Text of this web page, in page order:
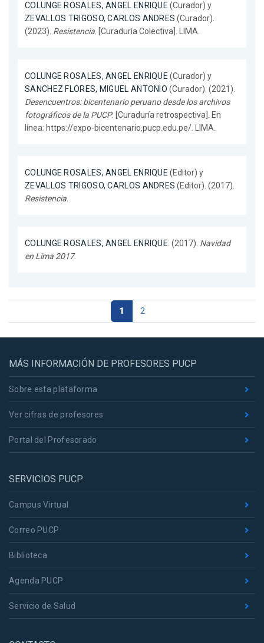
COLUNGE ROSALES, ANGEL ENRIQUE (Curador) y
ZEVALLOS TRIGOSO, CARLOS ANDRES (Curador).
(2023). Resistencia. [Curaduría Colectiva]. LIMA.
COLUNGE ROSALES, ANGEL ENRIQUE (Curador) y
SANCHEZ FLORES, MIGUEL ANTONIO (Curador). (2021).
Desencuentros: bicentenario peruano desde los archivos
fotográficos de la PUCP. [Curaduría retrospectiva]. En
línea: https://expo-bicentenario.pucp.edu.pe/. LIMA.
COLUNGE ROSALES, ANGEL ENRIQUE (Editor) y
ZEVALLOS TRIGOSO, CARLOS ANDRES (Editor). (2017).
Resistencia.
COLUNGE ROSALES, ANGEL ENRIQUE. (2017). Navidad
en Lima 2017.
1 2
MÁS INFORMACIÓN DE PROFESORES PUCP
Sobre esta plataforma
Ver cifras de profesores
Portal del Profesorado
SERVICIOS PUCP
Campus Virtual
Correo PUCP
Biblioteca
Agenda PUCP
Servicio de Salud